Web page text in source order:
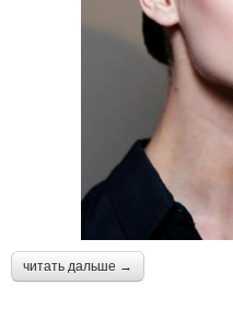
читать дальше →